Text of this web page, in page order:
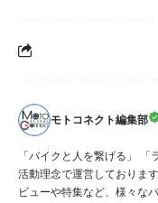
モトコネクト編集部
「バイクと人を繋げる」
活動理念で運営しておりま
ビューや特集など、様々な